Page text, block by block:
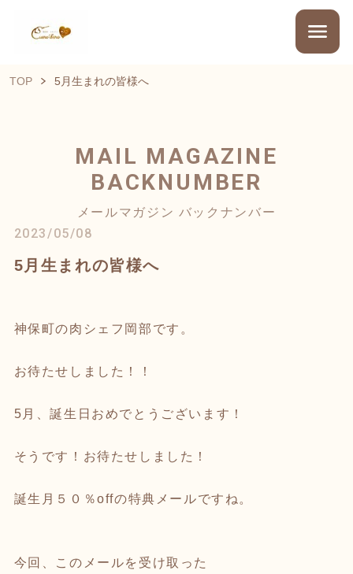
TOP 5月生まれの皆様へ
MAIL MAGAZINE
BACKNUMBER
メールマガジン バックナンバー
2023/05/08
5月生まれの皆様へ
神保町の肉シェフ岡部です。
お待たせしました！！
5月、誕生日おめでとうございます！
そうです！お待たせしました！
誕生月５０％offの特典メールですね。
今回、このメールを受け取った